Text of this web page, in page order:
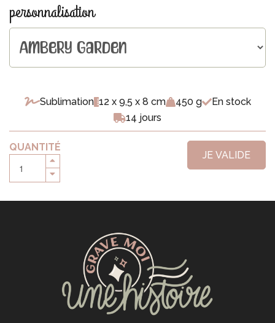
personnalisation
Sublimation 12 x 9,5 x 8 cm 450 g
En stock
14 jours
QUANTITÉ
JE VALIDE